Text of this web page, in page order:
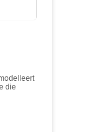
die